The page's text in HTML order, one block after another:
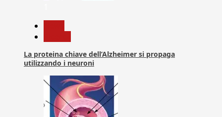
La proteina chiave dell’Alzheimer si propaga
utilizzando i neuroni